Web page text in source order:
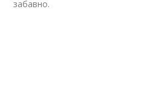
забавно.